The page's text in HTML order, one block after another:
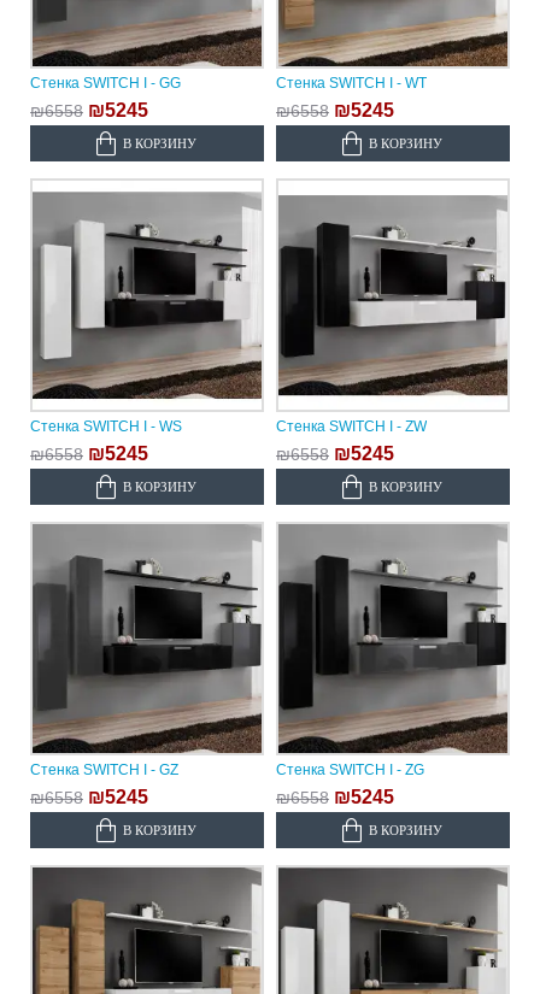
Стенка SWITCH I - GG
₪6558 ₪5245
В КОРЗИНУ
Стенка SWITCH I - WT
₪6558 ₪5245
В КОРЗИНУ
Стенка SWITCH I - WS
₪6558 ₪5245
В КОРЗИНУ
Стенка SWITCH I - ZW
₪6558 ₪5245
В КОРЗИНУ
Стенка SWITCH I - GZ
₪6558 ₪5245
В КОРЗИНУ
Стенка SWITCH I - ZG
₪6558 ₪5245
В КОРЗИНУ